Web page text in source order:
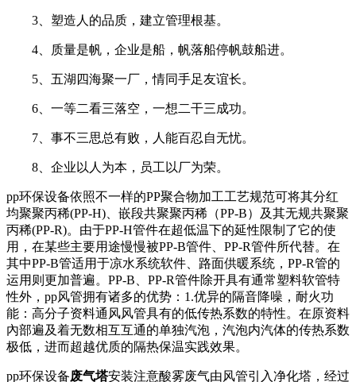
3、塑造人的品质，建立管理根基。
4、质量是帆，企业是船，帆落船停帆鼓船进。
5、五湖四海聚一厂，情同手足友谊长。
6、一等二看三落空，一想二干三成功。
7、事不三思总有败，人能百忍自无忧。
8、企业以人为本，员工以厂为荣。
pp环保设备依照不一样的PP聚合物加工工艺规范可将其分红
均聚聚丙稀(PP-H)、嵌段共聚聚丙稀（PP-B）及其无规共聚聚
丙稀(PP-R)。由于PP-H管件在超低温下的延性限制了它的使
用，在某些主要用途慢慢被PP-B管件、PP-R管件所代替。在
其中PP-B管适用于凉水系统软件、路面供暖系统，PP-R管的
运用则更加普遍。PP-B、PP-R管件除开具有通常塑料软管特
性外，pp风管拥有诸多的优势：1.优异的隔音降噪，耐火功
能：高分子资料通风风管具有的低传热系数的特性。在原资料
內部遍及着无数相互互通的单独汽泡，汽泡内汽体的传热系数
极低，进而超越优质的隔热保温实践效果。
pp环保设备废气塔安装注意酸雾废气由风管引入净化塔，经过